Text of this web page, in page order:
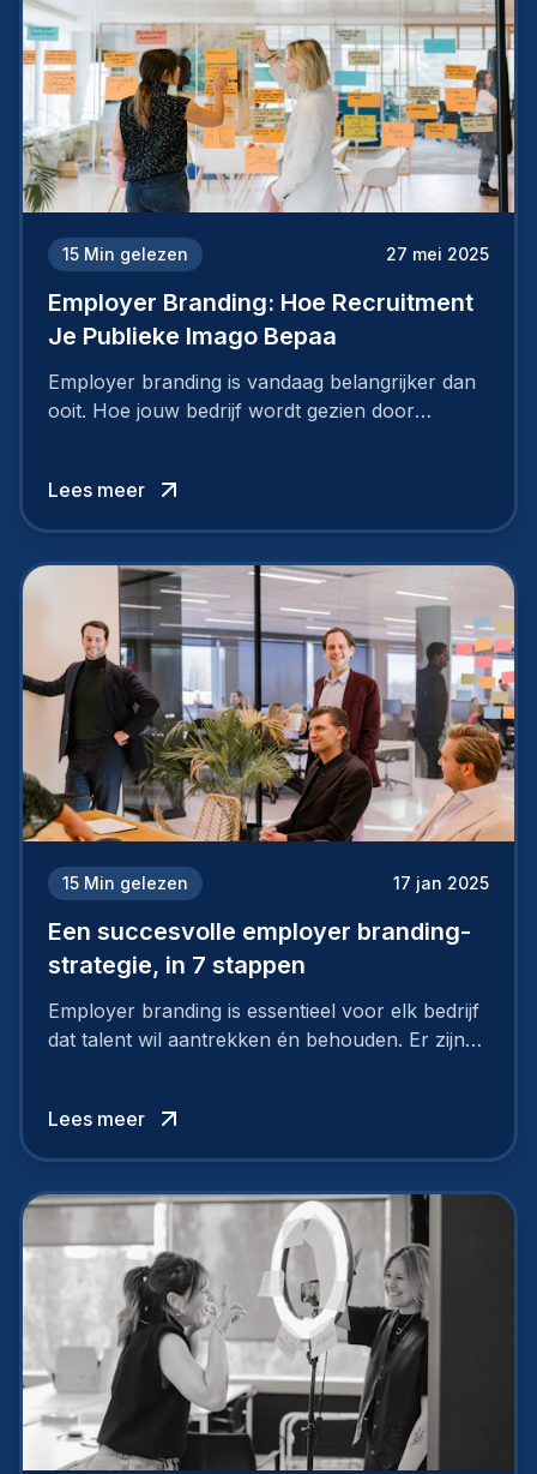
15 Min gelezen 27 mei 2025
Employer Branding: Hoe Recruitment
Je Publieke Imago Bepaa
Employer branding is vandaag belangrijker dan
ooit. Hoe jouw bedrijf wordt gezien door
Lees meer
15 Min gelezen 17 jan 2025
Een succesvolle employer branding-
strategie, in 7 stappen
Employer branding is essentieel voor elk bedrijf
dat talent wil aantrekken én behouden. Er zijn
niet van vandaag op morgen. Hoe pak je dat
aan, starten met employer branding?
Lees meer